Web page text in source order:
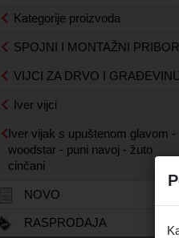
Kategorije proizvoda
SPOJNI I MONTAŽNI PRIBOR
VIJCI ZA DRVO I
Iver vijci
Iver vijak s upuštenom glavom -
woodstar - puni navoj - žuto
cinčani
NOVO
RASPRODAJA